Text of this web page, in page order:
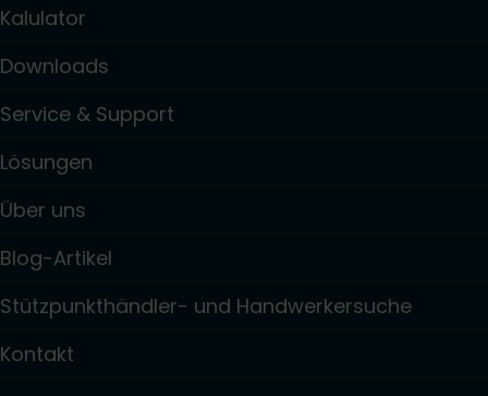
Kalulator
Downloads
Service & Support
Lösungen
Über uns
Blog-Artikel
Stützpunkthändler- und Handwerkersuche
Kontakt